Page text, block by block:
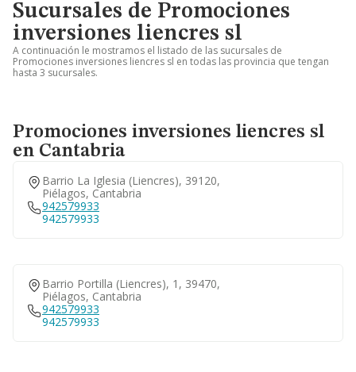
Sucursales de Promociones
inversiones liencres sl
A continuación le mostramos el listado de las sucursales de
Promociones inversiones liencres sl en todas las provincia que tengan
hasta 3 sucursales.
Promociones inversiones liencres sl
en Cantabria
Barrio La Iglesia (liencres), 39120,
Piélagos, Cantabria
942579933
942579933
Barrio Portilla (liencres), 1, 39470,
Piélagos, Cantabria
942579933
942579933